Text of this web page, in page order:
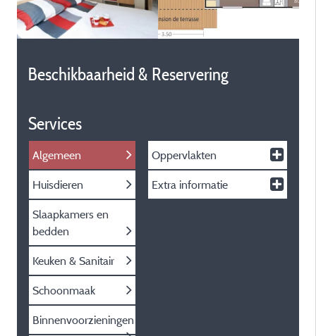
Beschikbaarheid & Reservering
Services
Algemeen
Huisdieren
Slaapkamers en
bedden
Keuken & Sanitair
Schoonmaak
Binnenvoorzieningen
Oppervlakten
Extra informatie